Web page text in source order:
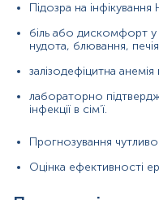
Одиниці вимірювання,
тест-систем.
Підозра на
біль або дискомфорт у
нудота, блювання,
залізодефіцитна анемія
лабораторно
інфекції в сім’ї.
Прогнозування
Оцінка ефективності